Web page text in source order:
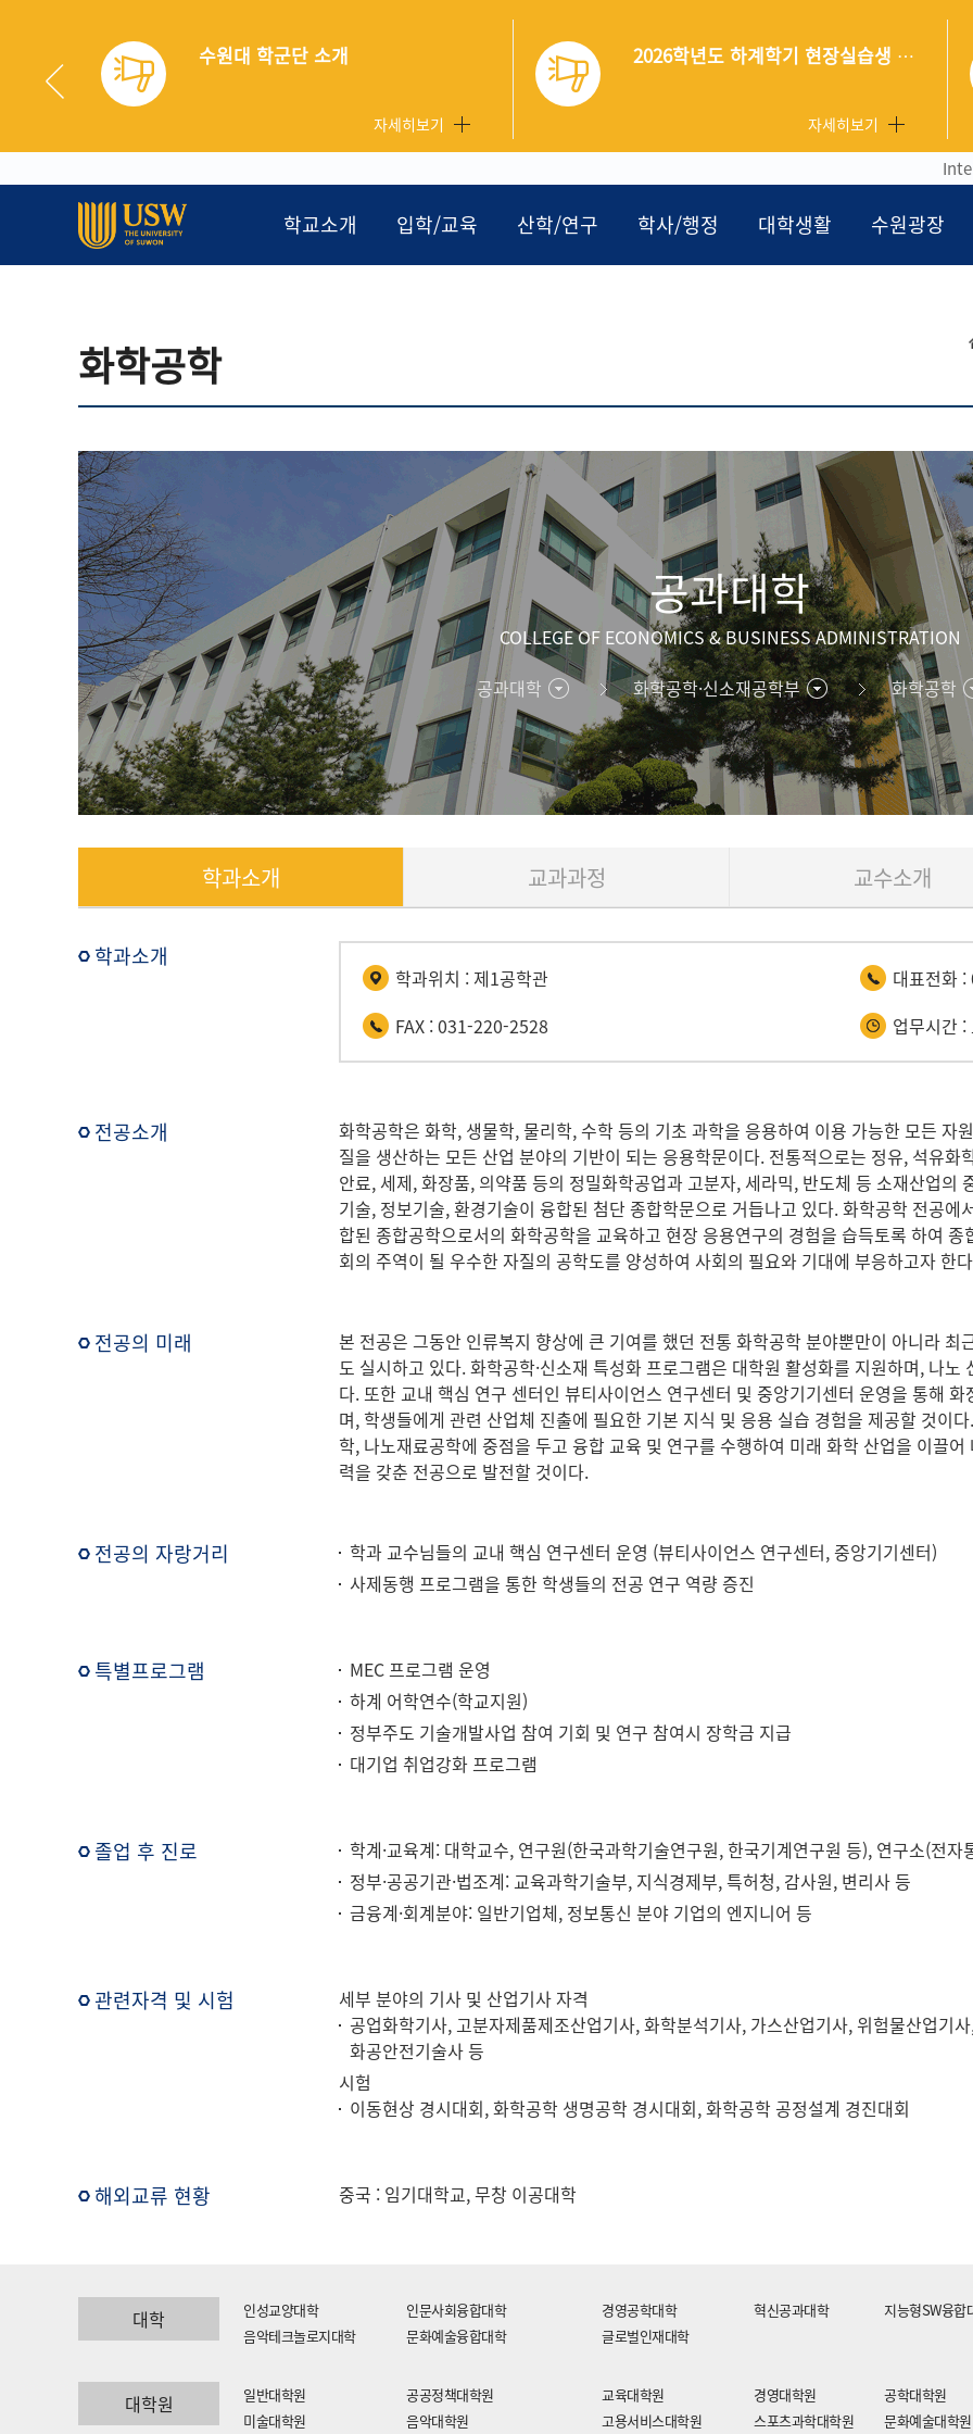
자세히보기
여름음악캠프 참가자 안내
자세히보기
학교소개 입학/교육 산학/연구 학사/행정 대학생활 수원광장
화학공학
공과대학
COLLEGE OF ECONOMICS & BUSINESS ADMINISTRATION
공과대학
화학공학·신소재공학부 화학공학
학과소개 교과과정 교수소개
학과소개
학과위치 : 제1공학관
대표전화
FAX : 031-220-2528
업무시간
전공소개
화학공학은 화학, 생물학, 물리학, 수학 등의 기초 과학을 응용하여 이용 가능한 모든 자
질을 생산하는 모든 산업 분야의 기반이 되는 응용학문이다. 전통적으로는 정유, 석유
안료, 세제, 화장품, 의약품 등의 정밀화학공업과 고분자, 세라믹, 반도체 등 소재산업의
기술, 정보기술, 환경기술이 융합된 첨단 종합학문으로 거듭나고 있다. 화학공학 전공
합된 종합공학으로서의 화학공학을 교육하고 현장 응용연구의 경험을 습득토록 하여
회의 주역이 될 우수한 자질의 공학도를 양성하여 사회의 필요와 기대에 부응하고자 한
전공의 미래
본 전공은 그동안 인류복지 향상에 큰 기여를 했던 전통 화학공학 분야뿐만이 아니라
도 실시하고 있다. 화학공학·신소재 특성화 프로그램은 대학원 활성화를 지원하며, 나
다. 또한 교내 핵심 연구 센터인 뷰티사이언스 연구센터 및 중앙기기센터 운영을 통해
며, 학생들에게 관련 산업체 진출에 필요한 기본 지식 및 응용 실습 경험을 제공할 것이
학, 나노재료공학에 중점을 두고 융합 교육 및 연구를 수행하여 미래 화학 산업을 이끌
력을 갖춘 전공으로 발전할 것이다.
전공의 자랑거리
학과 교수님들의 교내 핵심 연구센터 운영 (뷰티사이언스 연구센터, 중앙기기센터)
사제동행 프로그램을 통한 학생들의 전공 연구 역량 증진
특별프로그램
MEC 프로그램 운영
하계 어학연수(학교지원)
정부주도 기술개발사업 참여 기회 및 연구 참여시 장학금 지급
대기업 취업강화 프로그램
졸업 후 진로
학계·교육계: 대학교수, 연구원(한국과학기술연구원, 한국기계연구원 등), 연구소(전
정부·공공기관·법조계: 교육과학기술부, 지식경제부, 특허청, 감사원, 변리사 등
금융계·회계분야: 일반기업체, 정보통신 분야 기업의 엔지니어 등
관련자격 및 시험
세부 분야의 기사 및 산업기사 자격
공업화학기사, 고분자제품제조산업기사, 화학분석기사, 가스산업기사, 위험물산업기
화공안전기술사 등
시험
이동현상 경시대회, 화학공학 생명공학 경시대회, 화학공학 공정설계 경진대회
해외교류 현황 중국 : 임기대학교, 무창 이공대학
대학 인성교양대학 인문사회융합대학 경영공학대학 혁신공과대학
지능형SW융합
음악테크놀로지대학
문화예술융합대학 글로벌인재대학
대학원 일반대학원 공공정책대학원 교육대학원 경영대학원
공학대학원
미술대학원
음악대학원 고용서비스대학원 스포츠과학대학원 문화예술대학원